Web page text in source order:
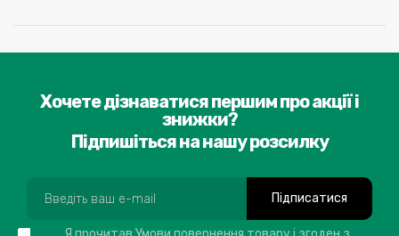
Хочете дізнаватися першим про акції і
знижки?
Підпишіться на нашу розсилку
Підписатися